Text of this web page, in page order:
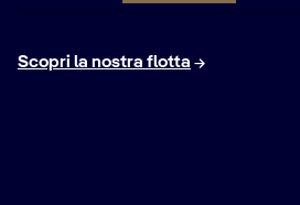
Scopri la nostra flotta